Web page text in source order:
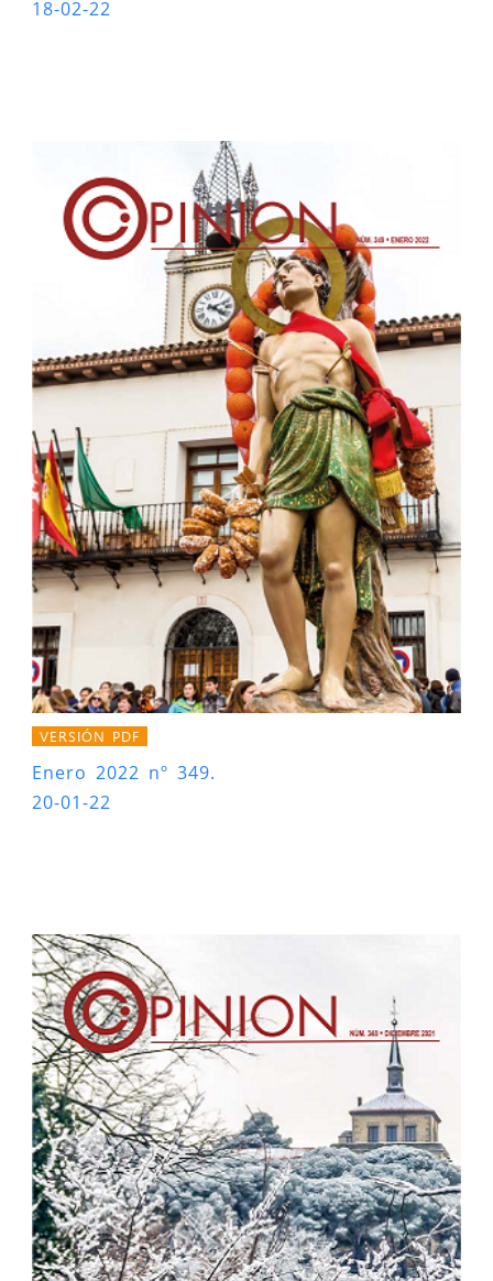
18-02-22
VERSIÓN PDF
Enero 2022 nº 349.
20-01-22